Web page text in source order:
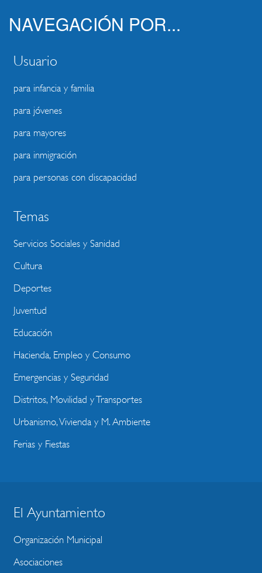
NAVEGACIÓN POR...
Usuario
para infancia y familia
para jóvenes
para mayores
para inmigración
para personas con discapacidad
Temas
Servicios Sociales y Sanidad
Cultura
Deportes
Juventud
Educación
Hacienda, Empleo y Consumo
Emergencias y Seguridad
Distritos, Movilidad y Transportes
Urbanismo, Vivienda y M. Ambiente
Ferias y Fiestas
BLOQUE
MENU
WEBSITE
El Ayuntamiento
Organización Municipal
Asociaciones